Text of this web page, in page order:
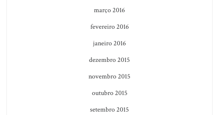
março 2016
fevereiro 2016
janeiro 2016
dezembro 2015
novembro 2015
outubro 2015
setembro 2015